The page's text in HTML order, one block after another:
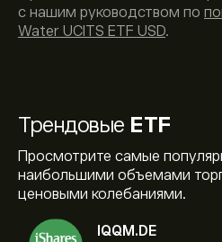
Трендовые ETF
Просмотрите самые
наибольшими объемами
ценовыми колебаниями.
IQQM.DE
с нашим руководством по
Water UCITS ETF USD.